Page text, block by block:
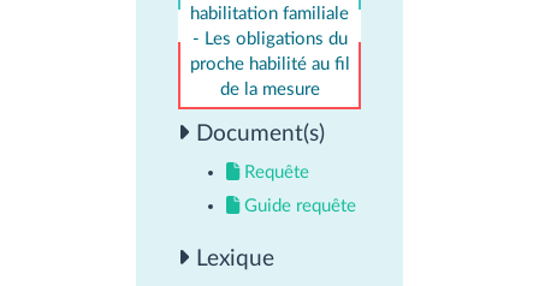
habilitation familiale
- Les obligations du
proche habilité au fil
de la mesure
Document(s)
Requête
Guide requête
Lexique